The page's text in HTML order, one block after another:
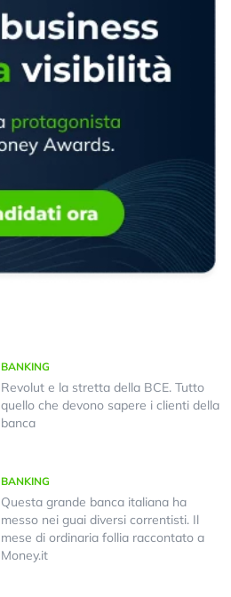
BANKING
Revolut e la stretta della BCE. Tutto
quello che devono sapere i clienti della
banca
BANKING
Questa grande banca italiana ha
messo nei guai diversi correntisti. Il
mese di ordinaria follia raccontato a
Money.it